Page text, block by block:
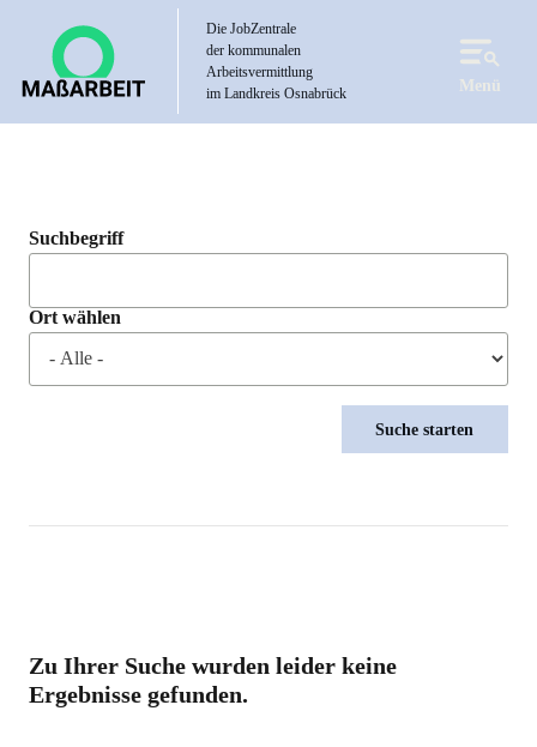
Die JobZentrale
der kommunalen
Arbeitsvermittlung
im Landkreis Osnabrück
Menü
Suchbegriff
Ort wählen
Zu Ihrer Suche wurden leider keine
Ergebnisse gefunden.